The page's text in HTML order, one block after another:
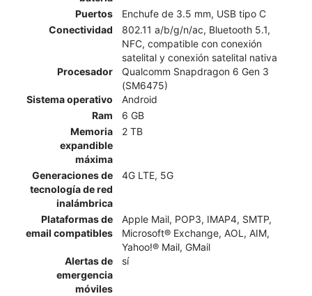
Puertos
Enchufe de 3.5 mm, USB tipo C
Conectividad
802.11 a/b/g/n/ac, Bluetooth 5.1,
NFC, compatible con conexión
satelital y conexión satelital nativa
Procesador
Qualcomm Snapdragon 6 Gen 3
(SM6475)
Sistema operativo
Android
Ram
6 GB
Memoria
expandible
máxima
2 TB
Generaciones de
tecnología de red
inalámbrica
4G LTE, 5G
Plataformas de
email compatibles
Apple Mail, POP3, IMAP4, SMTP,
Microsoft® Exchange, AOL, AIM,
Yahoo!® Mail, GMail
Alertas de
emergencia
móviles
sí